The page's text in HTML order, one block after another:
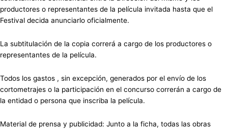
productores o representantes de la película invitada hasta que el
Festival decida anunciarlo oficialmente.
La subtitulación de la copia correrá a cargo de los productores o
representantes de la película.
Todos los gastos , sin excepción, generados por el envío de los
cortometrajes o la participación en el concurso correrán a cargo de
la entidad o persona que inscriba la película.
Material de prensa y publicidad: Junto a la ficha, todas las obras